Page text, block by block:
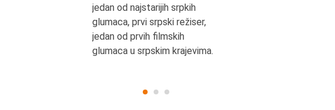
jedan od najstarijih srpkih
glumaca, prvi srpski režiser,
jedan od prvih filmskih
glumaca u srpskim krajevima.